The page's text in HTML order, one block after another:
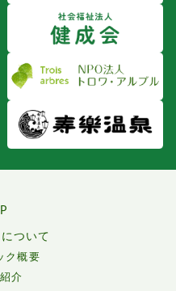
ついて
ク概要
介